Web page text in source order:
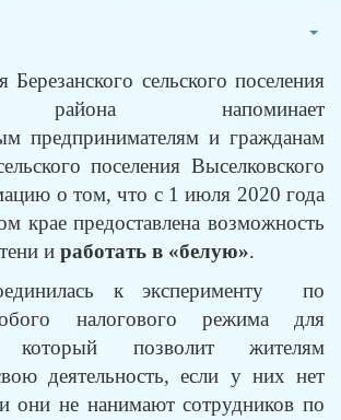
Березанского сельского поселения
района напоминает
предпринимателям и гражданам
поселения Выселковского
о том, что с 1 июля 2020 года
крае предоставлена возможность
и работать в «белую».
к эксперименту по
налогового режима для
который позволит жителям
деятельность, если у них нет
и они не нанимают сотрудников по